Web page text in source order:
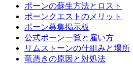
ポーンの蘇生方法とロスト
ポーンクエストのメリット
ポーン募集掲示板
公式ポーン一覧と雇い方
リムストーンの仕組みと場所
竜憑きの原因と対処法